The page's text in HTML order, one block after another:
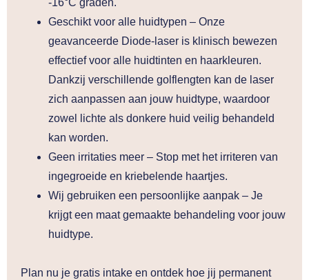
-16°C graden.
Geschikt voor alle huidtypen – Onze
geavanceerde Diode-laser is klinisch bewezen
effectief voor alle huidtinten en haarkleuren.
Dankzij verschillende golflengten kan de laser
zich aanpassen aan jouw huidtype, waardoor
zowel lichte als donkere huid veilig behandeld
kan worden.
Geen irritaties meer – Stop met het irriteren van
ingegroeide en kriebelende haartjes.
Wij gebruiken een persoonlijke aanpak – Je
krijgt een maat gemaakte behandeling voor jouw
huidtype.
Plan nu je gratis intake en ontdek hoe jij permanent